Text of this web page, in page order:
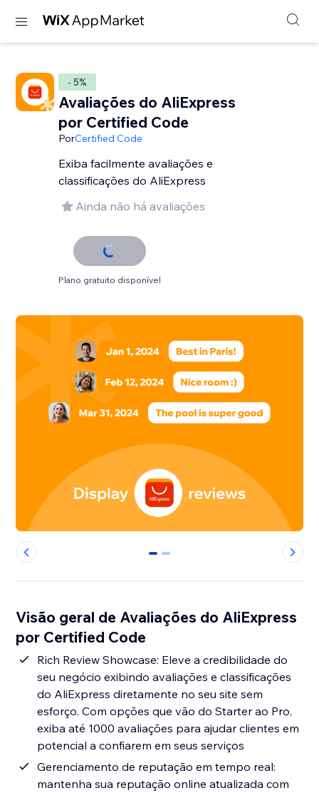
- 5%
Avaliações do AliExpress
por Certified Code
PorCertified Code
Exiba facilmente avaliações e
classificações do AliExpress
Ainda não há avaliações
Plano gratuito disponível
0 1
Visão geral de Avaliações do AliExpress
por Certified Code
Rich Review Showcase: Eleve a credibilidade do
seu negócio exibindo avaliações e classificações
do AliExpress diretamente no seu site sem
esforço. Com opções que vão do Starter ao Pro,
exiba até 1000 avaliações para ajudar clientes em
potencial a confiarem em seus serviços
Gerenciamento de reputação em tempo real:
mantenha sua reputação online atualizada com